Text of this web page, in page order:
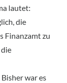
lautet:
die
Finanzamt zu
war es